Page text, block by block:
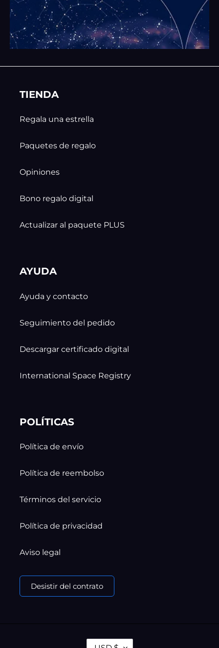
TIENDA
Regala una estrella
Paquetes de regalo
Opiniones
Bono regalo digital
Actualizar al paquete PLUS
AYUDA
Ayuda y contacto
Seguimiento del pedido
Descargar certificado digital
International Space Registry
POLÍTICAS
Política de envío
Política de reembolso
Términos del servicio
Política de privacidad
Aviso legal
Desistir del contrato